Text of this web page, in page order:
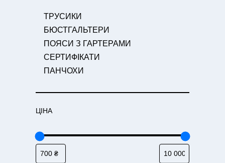
Я
ТРУСИКИ
БЮСТГАЛЬТЕРИ
ПОЯСИ З ГАРТЕРАМИ
СЕРТИФІКАТИ
ПАНЧОХИ
ЦІНА